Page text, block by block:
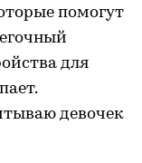
помогут
для
девочек